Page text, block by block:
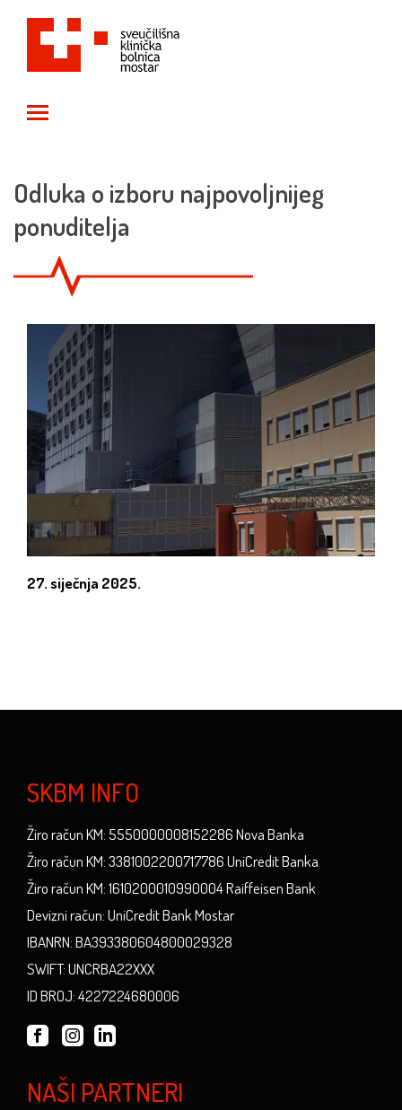
Odluka o izboru najpovoljnijeg
ponuditelja
27. siječnja 2025.
SKBM INFO
Žiro račun KM: 5550000008152286 Nova Banka
Žiro račun KM: 3381002200717786 UniCredit Banka
Žiro račun KM: 1610200010990004 Raiffeisen Bank
Devizni račun: UniCredit Bank Mostar
IBANRN: BA393380604800029328
SWIFT: UNCRBA22XXX
ID BROJ: 4227224680006
NAŠI PARTNERI